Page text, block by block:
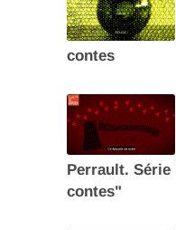
contes
Perrault.
contes"